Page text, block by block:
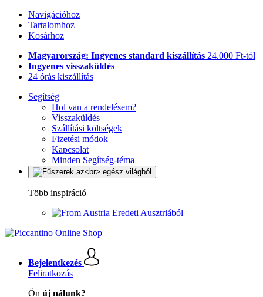
Navigációhoz
Tartalomhoz
Kosárhoz
Magyarország: Ingyenes standard kiszállítás 24.000 Ft-tól
Ingyenes visszaküldés
24 órás kiszállítás
Segítség
Hol van a rendelésem?
Visszaküldés
Szállítási költségek
Fizetési módok
Kapcsolat
Minden Segítség-téma
Több inspiráció
Eredeti Ausztriából
Bejelentkezés
Feliratkozás
Ön új nálunk?